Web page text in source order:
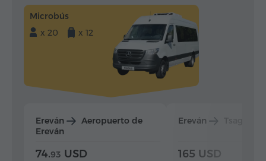
Microbús
x 20
x 12
Ereván
Aeropuerto de
Ereván
74.93 USD
Ereván
165 USD